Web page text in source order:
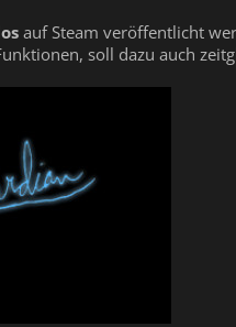
auf Steam veröffentlicht
soll dazu auch